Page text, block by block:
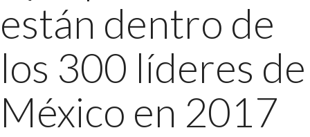
están dentro de
los 300 líderes de
México en 2017